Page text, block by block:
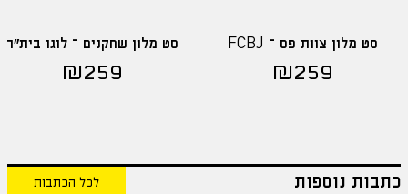
סט מלון צוות פס – FCBJ
₪259
סט מלון שחקנים – לוגו בית"ר
₪259
כתבות נוספות לכל הכתבות